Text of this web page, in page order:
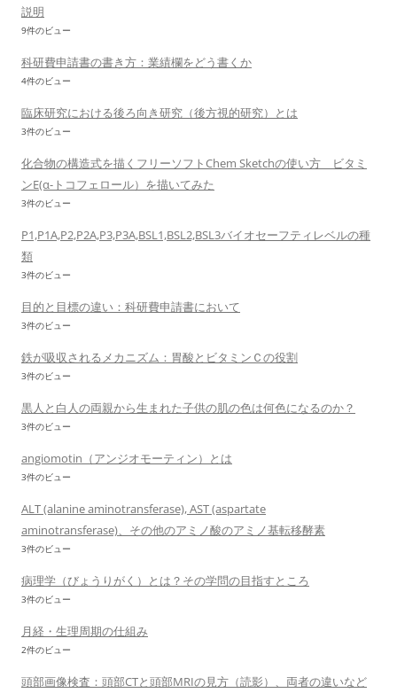
説明
9件のビュー
科研費申請書の書き方：業績欄をどう書くか
4件のビュー
臨床研究における後ろ向き研究（後方視的研究）とは
3件のビュー
化合物の構造式を描くフリーソフトChem Sketchの使い方 ビタミ
ンE(α-トコフェロール）を描いてみた
3件のビュー
P1,P1A,P2,P2A,P3,P3A,BSL1,BSL2,BSL3バイオセーフティレベルの種
類
3件のビュー
目的と目標の違い：科研費申請書において
3件のビュー
鉄が吸収されるメカニズム：胃酸とビタミンＣの役割
3件のビュー
黒人と白人の両親から生まれた子供の肌の色は何色になるのか？
3件のビュー
angiomotin（アンジオモーティン）とは
3件のビュー
ALT (alanine aminotransferase), AST (aspartate
aminotransferase)、その他のアミノ酸のアミノ基転移酵素
3件のビュー
病理学（びょうりがく）とは？その学問の目指すところ
3件のビュー
月経・生理周期の仕組み
2件のビュー
頭部画像検査：頭部CTと頭部MRIの見方（読影）、両者の違いなど